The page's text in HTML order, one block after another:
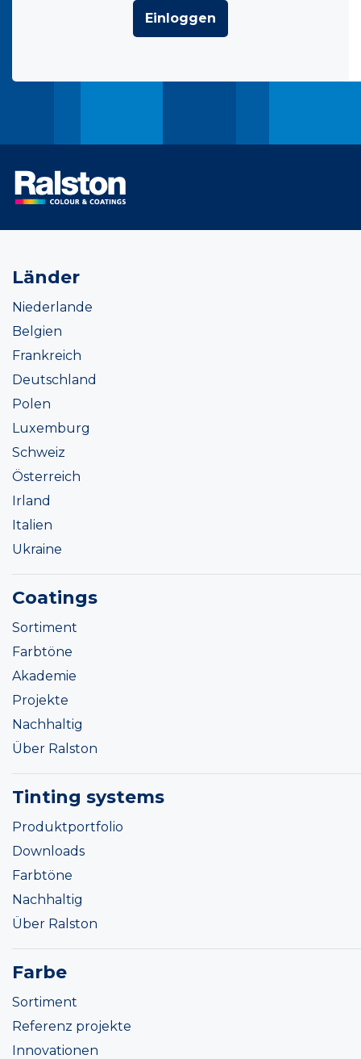
Einloggen
Länder
Niederlande
Belgien
Frankreich
Deutschland
Polen
Luxemburg
Schweiz
Österreich
Irland
Italien
Ukraine
Coatings
Sortiment
Farbtöne
Akademie
Projekte
Nachhaltig
Über Ralston
Tinting systems
Produktportfolio
Downloads
Farbtöne
Nachhaltig
Über Ralston
Farbe
Sortiment
Referenz projekte
Innovationen